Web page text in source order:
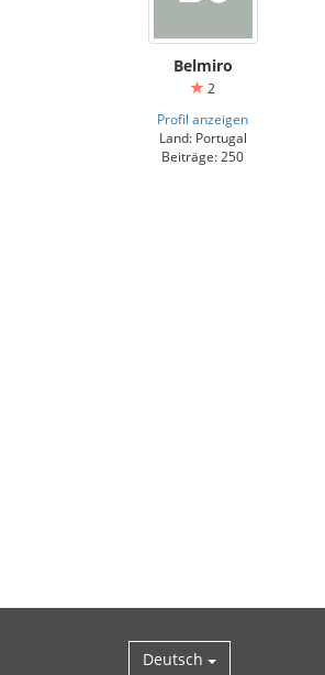
Belmiro
2
Profil anzeigen
Land: Portugal
Beiträge: 250
Deutsch